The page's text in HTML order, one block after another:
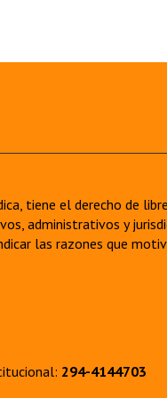
tiene el derecho de
administrativos y
las razones que
294-4144703